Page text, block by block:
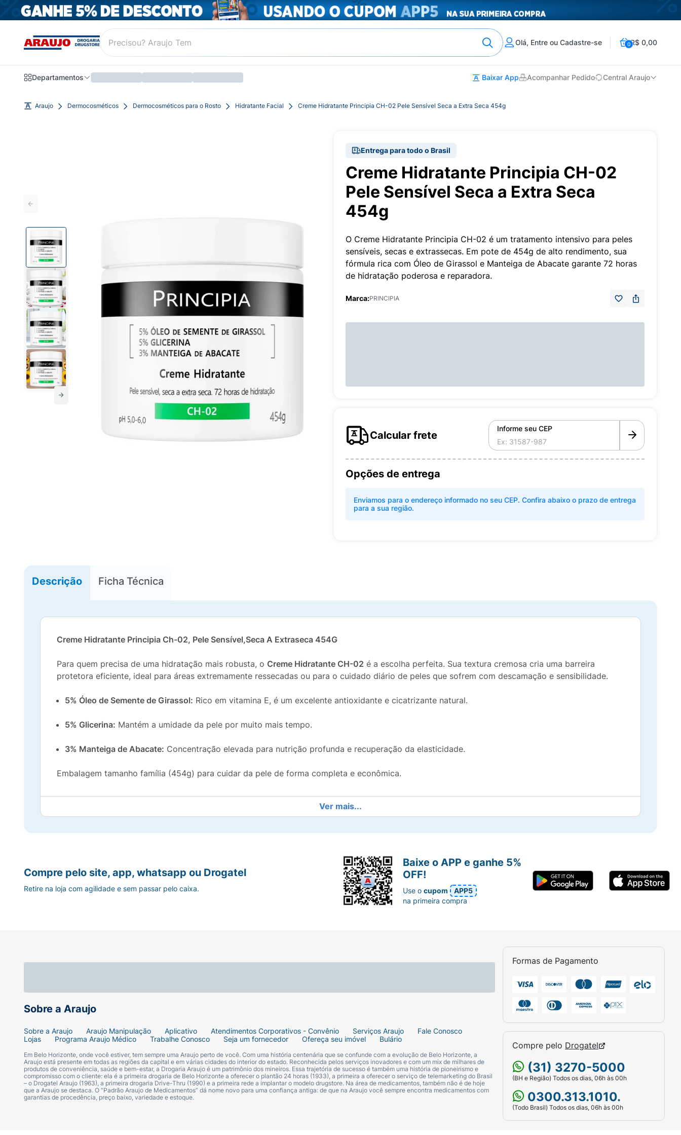
Olá, Entre ou Cadastre-se 0R$ 0,00
Departamentos Baixar App Acompanhar Pedido Central Araujo
Araujo Dermocosméticos Dermocosméticos para o Rosto Hidratante Facial Creme Hidratante Principia CH-02 Pele Sensível Seca a Extra Seca 454g
Entrega para todo o Brasil
Creme Hidratante Principia CH-02
Pele Sensível Seca a Extra Seca
454g
O Creme Hidratante Principia CH-02 é um tratamento intensivo para peles
sensíveis, secas e extrassecas. Em pote de 454g de alto rendimento, sua
fórmula rica com Óleo de Girassol e Manteiga de Abacate garante 72 horas
de hidratação poderosa e reparadora.
Marca:PRINCIPIA
Calcular frete
Informe seu CEP
Opções de entrega
Enviamos para o endereço informado no seu CEP. Confira abaixo o prazo de entrega
para a sua região.
Descrição Ficha Técnica
Creme Hidratante Principia Ch-02, Pele Sensível,Seca A Extraseca 454G
Para quem precisa de uma hidratação mais robusta, o Creme Hidratante CH-02 é a escolha perfeita. Sua textura cremosa cria uma barreira
protetora eficiente, ideal para áreas extremamente ressecadas ou para o cuidado diário de peles que sofrem com descamação e sensibilidade.
5% Óleo de Semente de Girassol: Rico em vitamina E, é um excelente antioxidante e cicatrizante natural.
5% Glicerina: Mantém a umidade da pele por muito mais tempo.
3% Manteiga de Abacate: Concentração elevada para nutrição profunda e recuperação da elasticidade.
Embalagem tamanho família (454g) para cuidar da pele de forma completa e econômica.
Ver mais...
Sobre a Araujo
Sobre a Araujo Araujo Manipulação Aplicativo Atendimentos Corporativos - Convênio Serviços Araujo
Fale Conosco
Lojas
Programa Araujo Médico Trabalhe Conosco Seja um fornecedor Ofereça seu imóvel Bulário
Em Belo Horizonte, onde você estiver, tem sempre uma Araujo perto de você. Com uma história centenária que se confunde com a evolução de Belo Horizonte, a
Araujo está presente em todas as regiões da capital e em várias cidades do interior do estado. Reconhecida pelos serviços inovadores e com um mix de milhares de
produtos de conveniência, saúde e bem-estar, a Drogaria Araujo é um patrimônio dos mineiros. Essa trajetória de sucesso é também uma história de pioneirismo e
compromisso com o cliente: ela é a primeira drogaria de Belo Horizonte a oferecer o plantão 24 horas (1933), a primeira a oferecer o serviço de telemarketing do Brasil
– o Drogatel Araujo (1963), a primeira drogaria Drive-Thru (1990) e a primeira rede a implantar o modelo drugstore. Na área de medicamentos, também não é de hoje
que a Araujo se destaca. O “Padrão Araujo de Medicamentos” dá nome novo para uma confiança antiga: de que na Araujo você sempre encontra medicamentos com
garantias de procedência, preço baixo, variedade e estoque.
Formas de Pagamento
Compre pelo Drogatel
(31) 3270-5000
(BH e Região) Todos os dias, 06h às 00h
0300.313.1010.
(Todo Brasil) Todos os dias, 06h às 00h
Compre pelo site, app, whatsapp ou Drogatel
Retire na loja com agilidade e sem passar pelo caixa.
Baixe o APP e ganhe 5%
OFF!
Use ocupom
APP5
na primeira compra